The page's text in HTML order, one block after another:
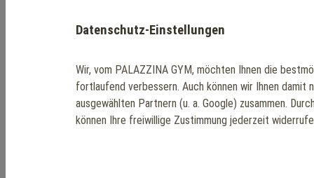
News about Us
Datenschutz-Einstellungen
Wir, vom PALAZZINA GYM, möchten Ihnen die
fortlaufend verbessern. Auch können wir Ihnen damit
ausgewählten Partnern (u. a. Google) zusammen.
können Ihre freiwillige Zustimmung jederzeit